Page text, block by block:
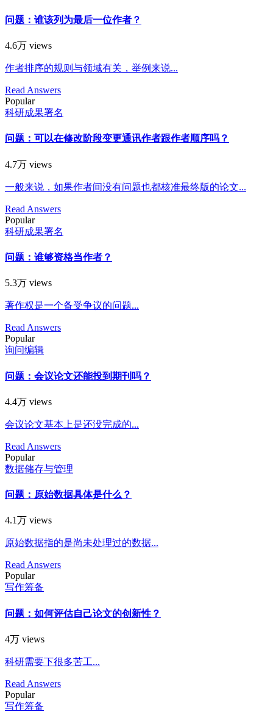
问题：谁该列为最后一位作者？
4.6万 views
作者排序的规则与领域有关，举例来说...
Read Answers
Popular
科研成果署名
问题：可以在修改阶段变更通讯作者跟作者顺序吗？
4.7万 views
一般来说，如果作者间没有问题也都核准最终版的论文...
Read Answers
Popular
科研成果署名
问题：谁够资格当作者？
5.3万 views
著作权是一个备受争议的问题...
Read Answers
Popular
询问编辑
问题：会议论文还能投到期刊吗？
4.4万 views
会议论文基本上是还没完成的...
Read Answers
Popular
数据储存与管理
问题：原始数据具体是什么？
4.1万 views
原始数据指的是尚未处理过的数据...
Read Answers
Popular
写作筹备
问题：如何评估自己论文的创新性？
4万 views
科研需要下很多苦工...
Read Answers
Popular
写作筹备